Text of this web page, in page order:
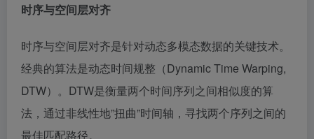
时序与空间层对齐
时序与空间层对齐是针对动态多模态数据的关键技术。
经典的算法是动态时间规整（Dynamic Time Warping,
DTW）。DTW是衡量两个时间序列之间相似度的算
法，通过非线性地”扭曲”时间轴，寻找两个序列之间的
最佳匹配路径。